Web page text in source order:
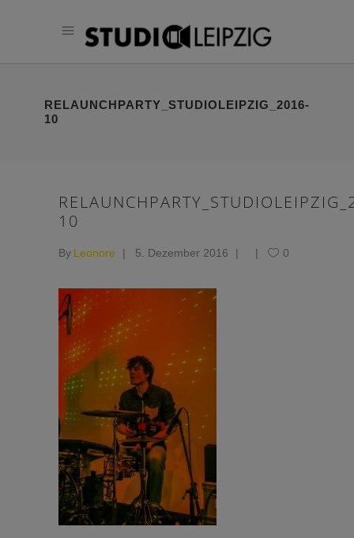
RELAUNCHPARTY_STUDIOLEIPZIG_2016-
10
10
By Leonore 5. Dezember 2016 0